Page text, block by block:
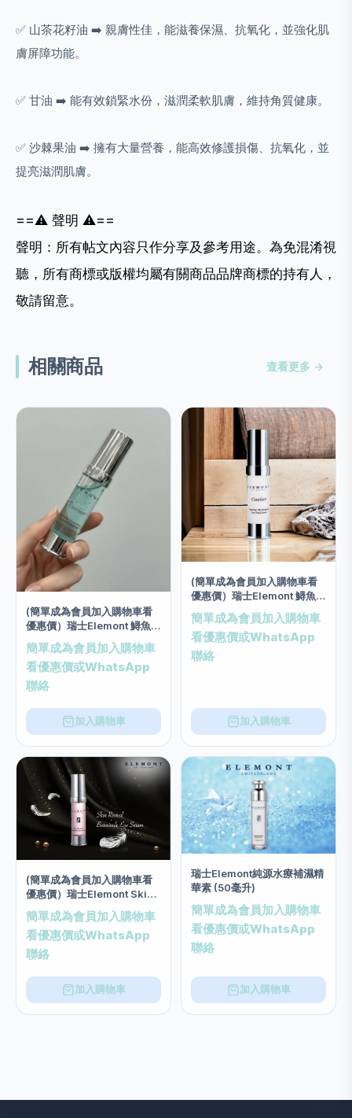
✅ 山茶花籽油 ➡️ 親膚性佳，能滋養保濕、抗氧化，並強化肌
膚屏障功能。
✅ 甘油 ➡️ 能有效鎖緊水份，滋潤柔軟肌膚，維持角質健康。
✅ 沙棘果油 ➡️ 擁有大量營養，能高效修護損傷、抗氧化，並
提亮滋潤肌膚。
==⚠️ 聲明 ⚠️==
聲明：所有帖文內容只作分享及參考用途。為免混淆視
聽，所有商標或版權均屬有關商品品牌商標的持有人，
敬請留意。
相關商品 查看更多 →
(簡單成為會員加入購物車看
優惠價）瑞士Elemont 鱘魚子
眼部修護精華 20ml
簡單成為會員加入購物車
看優惠價或WhatsApp
聯絡
加入購物車
(簡單成為會員加入購物車看
優惠價）瑞士Elemont 鱘魚子
眼部絲質補濕乳霜 (20毫升)
簡單成為會員加入購物車
看優惠價或WhatsApp
聯絡
加入購物車
(簡單成為會員加入購物車看
優惠價）瑞士Elemont Skin
Revival Botosimile Eye
Serum類肉毒桿菌提拉眼部精
華素(20ml)
簡單成為會員加入購物車
看優惠價或WhatsApp
聯絡
加入購物車
瑞士Elemont純源水療補濕精
華素 (50毫升)
簡單成為會員加入購物車
看優惠價或WhatsApp
聯絡
加入購物車